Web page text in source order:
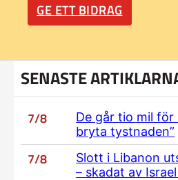
GE ETT BIDRAG
SENASTE
7/8
De går tio mil för
bryta tystnaden”
7/8
Slott i Libanon
– skadat av